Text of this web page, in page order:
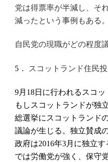
党は得票率が半減し、そ
減ったという事例もある。
自民党の現職がどの程度
5． スコットランド住民
9月 18日に行われるスコッ
もしスコットランドが独
総選挙にスコットランド
議論が生じる。独立賛成
政府は2016年3月に独立
では労働党が強く、保守